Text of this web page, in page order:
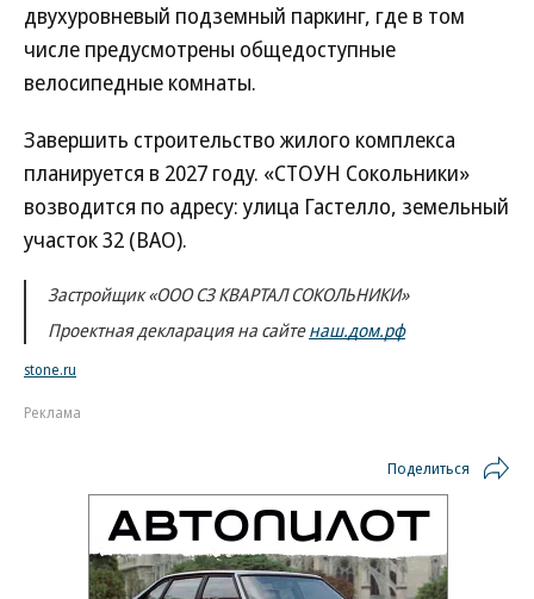
двухуровневый подземный паркинг, где в том
числе предусмотрены общедоступные
велосипедные комнаты.
Завершить строительство жилого комплекса
планируется в 2027 году. «СТОУН Сокольники»
возводится по адресу: улица Гастелло, земельный
участок 32 (ВАО).
Застройщик «ООО СЗ КВАРТАЛ СОКОЛЬНИКИ»
Проектная декларация на сайтенаш.дом.рф
stone.ru
Реклама
Поделиться